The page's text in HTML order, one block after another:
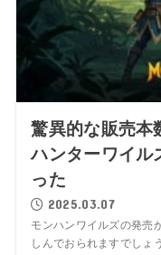
驚異的な販売本
ハンターワイル
った
2025.03.07
モンハンワイルズの発売
しんでおられますでしょ